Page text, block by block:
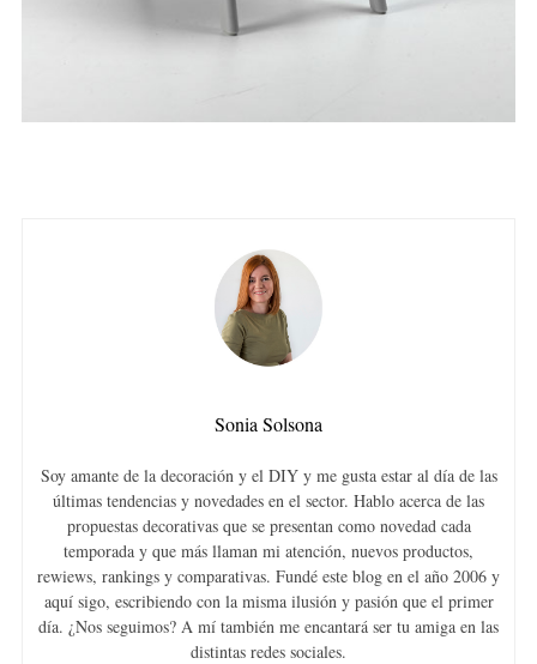
Sonia Solsona
Soy amante de la decoración y el DIY y me gusta estar al día de las
últimas tendencias y novedades en el sector. Hablo acerca de las
propuestas decorativas que se presentan como novedad cada
temporada y que más llaman mi atención, nuevos productos,
rewiews, rankings y comparativas. Fundé este blog en el año 2006 y
aquí sigo, escribiendo con la misma ilusión y pasión que el primer
día. ¿Nos seguimos? A mí también me encantará ser tu amiga en las
distintas redes sociales.